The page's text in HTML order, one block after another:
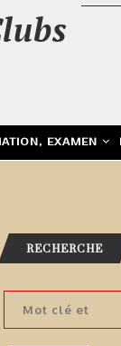
EXAMEN
RECHERCHE